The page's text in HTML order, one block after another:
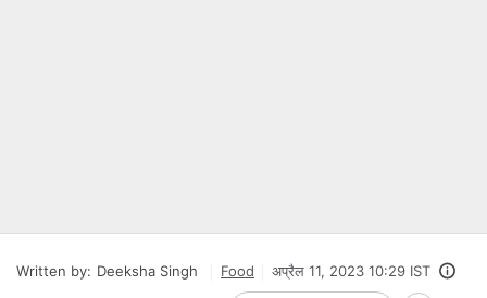
Written by: Deeksha Singh Food अप्रैल 11, 2023 10:29 IST